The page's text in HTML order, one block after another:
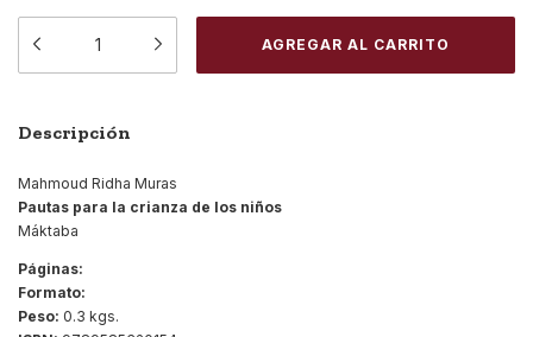
Descripción
Mahmoud Ridha Muras
Pautas para la crianza de los niños
Máktaba
Páginas:
Formato:
Peso: 0.3 kgs.